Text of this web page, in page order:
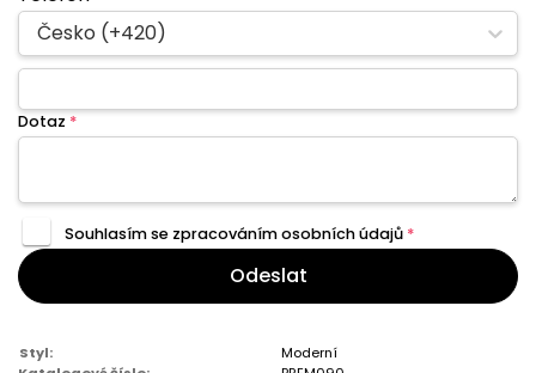
Česko (+420)
Dotaz *
Souhlasím se zpracovánímosobních údajů *
Odeslat
Styl:
Moderní